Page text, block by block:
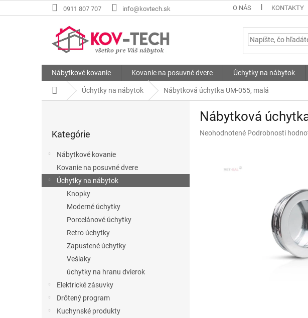
na
0911 807 707 info@kovtech.sk O NÁS KONTAKTY
Nábytkové kovanie Kovanie na posuvné dvere Úchytky na nábytok
DomovÚchytky na nábytok Nábytková úchytka UM-055, malá
a
kategórie
Kategórie
Nábytkové kovanie
Kovanie na posuvné dvere
Úchytky na nábytok
Knopky
Moderné úchytky
Porcelánové úchytky
Retro úchytky
Zapustené úchytky
Vešiaky
úchytky na hranu dvierok
Elektrické zásuvky
Drôtený program
Kuchynské produkty
Nábytková
Priemerné
Neohodnotené Podrobnosti